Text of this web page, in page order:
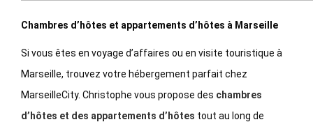
Chambres d’hôtes et appartements d’hôtes à Marseille
Si vous êtes en voyage d’affaires ou en visite touristique à
Marseille, trouvez votre hébergement parfait chez
MarseilleCity. Christophe vous propose des chambres
d’hôtes et des appartements d’hôtes tout au long de